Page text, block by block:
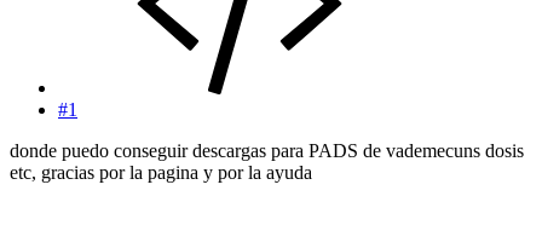
#1
donde puedo conseguir descargas para PADS de vademecuns dosis
etc, gracias por la pagina y por la ayuda